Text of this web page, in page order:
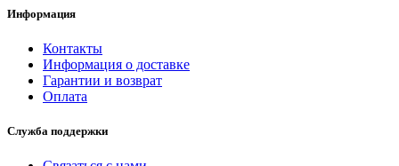
Информация
Контакты
Информация о доставке
Гарантии и возврат
Оплата
Служба поддержки